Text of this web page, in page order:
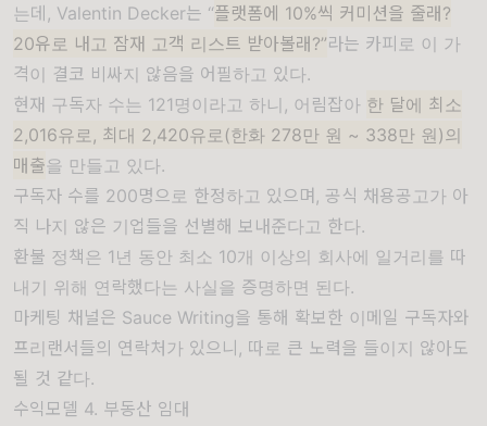
는데, Valentin Decker는 “플랫폼에 10%씩 커미션을 줄래?
20유로 내고 잠재 고객 리스트 받아볼래?”라는 카피로 이 가
격이 결코 비싸지 않음을 어필하고 있다.
현재 구독자 수는 121명이라고 하니, 어림잡아 한 달에 최소
2,016유로, 최대 2,420유로(한화 278만 원 ~ 338만 원)의
매출을 만들고 있다.
구독자 수를 200명으로 한정하고 있으며, 공식 채용공고가 아
직 나지 않은 기업들을 선별해 보내준다고 한다.
환불 정책은 1년 동안 최소 10개 이상의 회사에 일거리를 따
내기 위해 연락했다는 사실을 증명하면 된다.
마케팅 채널은 Sauce Writing을 통해 확보한 이메일 구독자와
프리랜서들의 연락처가 있으니, 따로 큰 노력을 들이지 않아도
될 것 같다.
수익모델 4. 부동산 임대